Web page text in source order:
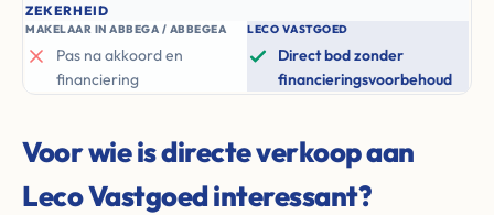
ZEKERHEID
MAKELAAR IN ABBEGA / ABBEGEA
Pas na akkoord en
financiering
LECO VASTGOED
Direct bod zonder
financieringsvoorbehoud
Voor wie is directe verkoop aan
Leco Vastgoed interessant?